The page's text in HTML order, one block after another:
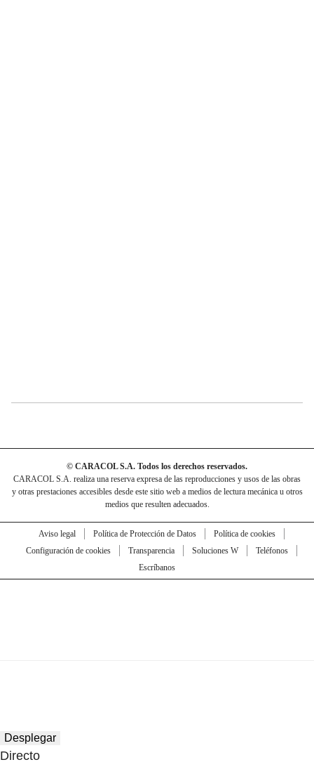
© CARACOL S.A. Todos los derechos reservados.
CARACOL S.A. realiza una reserva expresa de las reproducciones y usos de las obras
y otras prestaciones accesibles desde este sitio web a medios de lectura mecánica u otros
medios que resulten adecuados.
Aviso legal Política de Protección de Datos
Política de cookies
Configuración de cookies
Transparencia Soluciones W
Teléfonos
Escríbanos
Desplegar
Directo